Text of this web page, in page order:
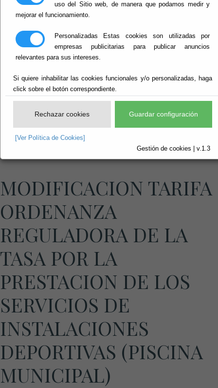
uso del Sitio web, de manera que podamos medir y
mejorar el funcionamiento.
Personalizadas Estas cookies son utilizadas por
empresas publicitarias para publicar anuncios
relevantes para sus intereses.
Si quiere inhabilitar las cookies funcionales y/o personalizadas, haga
click sobre el botón correspondiente.
Rechazar cookies Guardar configuración
[Ver Política de Cookies]
Gestión de cookies | v.1.3
MODIFICACION TARIFA
ORDENANZA
REGULADORA DE LA
TASA POR LA
PRESTACION DE LOS
SERVICIOS DE
INSTALACIONES
DEPORTIVAS (PISCINA
MUNICIPAL)